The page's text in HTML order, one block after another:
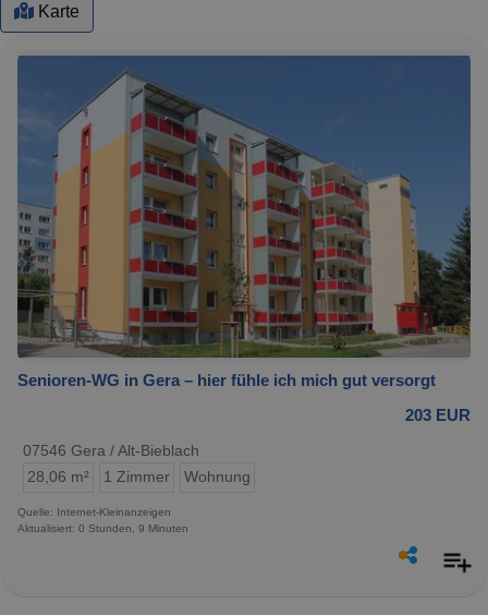
Karte
Senioren-WG in Gera – hier fühle ich mich gut versorgt
203 EUR
07546 Gera / Alt-Bieblach
28,06 m²
1 Zimmer Wohnung
Quelle: Internet-Kleinanzeigen
Aktualisiert: 0 Stunden, 9 Minuten